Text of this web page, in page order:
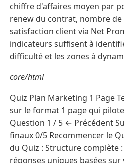
chiffre d'affaires moyen par
renew du contrat, nombre
satisfaction client via Net
indicateurs suffisent à
difficulté et les zones à
core/html
Quiz Plan Marketing 1 Page
sur le format 1 page qui
Question 1 / 5 ← Précédent
finaux 0/5 Recommencer le
du Quiz : Structure complète
réponses uniques basées